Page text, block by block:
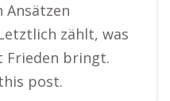
Ansätzen
zählt, was
Frieden bringt.
post.